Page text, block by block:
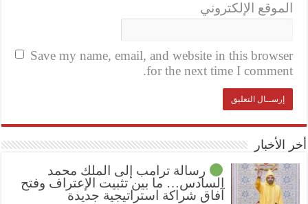
الموقع الإلكتروني
Save my name, email, and website in this browser
for the next time I comment.
أخر الأخبار
رسالة ترامب إلى الملك محمد
السادس… ما بين تثبيت الإعتراف وفتح
آفاق شراكة استراتيجية جديدة